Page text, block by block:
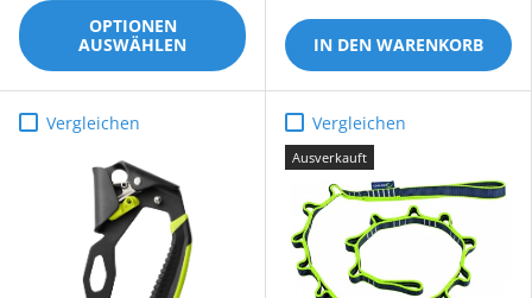
OPTIONEN
AUSWÄHLEN
IN DEN WARENKORB
Vergleichen Vergleichen
Ausverkauft